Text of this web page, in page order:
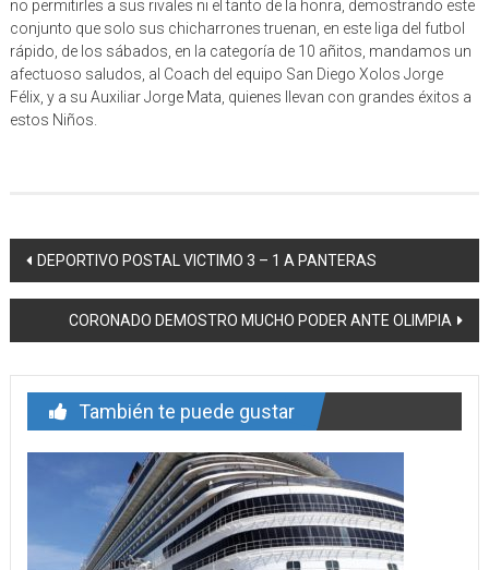
no permitirles a sus rivales ni el tanto de la honra, demostrando este
conjunto que solo sus chicharrones truenan, en este liga del futbol
rápido, de los sábados, en la categoría de 10 añitos, mandamos un
afectuoso saludos, al Coach del equipo San Diego Xolos Jorge
Félix, y a su Auxiliar Jorge Mata, quienes llevan con grandes éxitos a
estos Niños.
Navegación
de
entrada
DEPORTIVO POSTAL VICTIMO 3 – 1 A PANTERAS
CORONADO DEMOSTRO MUCHO PODER ANTE OLIMPIA
También te puede gustar